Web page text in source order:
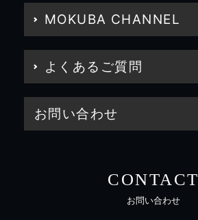
MOKUBA CHANNEL
よくあるご質問
お問い合わせ
CONTACT
お問い合わせ